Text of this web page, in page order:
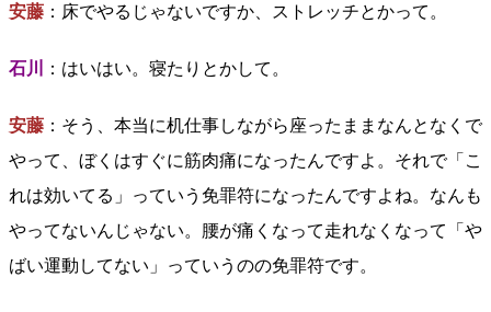
安藤 ：床でやるじゃないですか、ストレッチとかって。
石川 ：はいはい。寝たりとかして。
安藤 ：そう、本当に机仕事しながら座ったままなんとなくで
やって、ぼくはすぐに筋肉痛になったんですよ。それで「こ
れは効いてる」っていう免罪符になったんですよね。なんも
やってないんじゃない。腰が痛くなって走れなくなって「や
ばい運動してない」っていうのの免罪符です。